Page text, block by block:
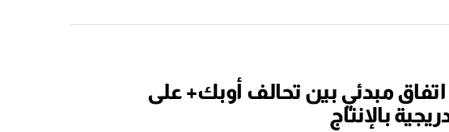
اتفاق مبدئي بين تحالف أوبك+ على
بالإنتاج